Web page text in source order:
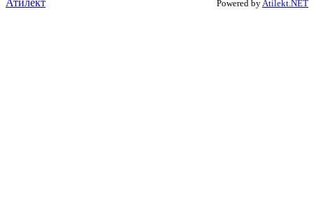
Powered by Atilekt.NET